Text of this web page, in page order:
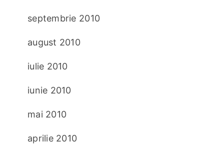
septembrie 2010
august 2010
iulie 2010
iunie 2010
mai 2010
aprilie 2010